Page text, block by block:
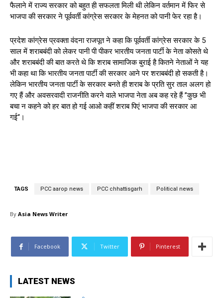
फैलाने में राज्य सरकार को बहुत ही सफलता मिली थी लेकिन वर्तमान में फिर से
भाजपा की सरकार ने पूर्ववर्ती कांग्रेस सरकार के मेहनत को पानी फेर रहा है।
प्रदेश कांग्रेस प्रवक्ता वंदना राजपूत ने कहा कि पूर्ववर्ती कांग्रेस सरकार के 5
साल में शराबबंदी को लेकर पानी पी पीकर भारतीय जनता पार्टी के नेता कोसते थे
और शराबबंदी की बात करते थे कि शराब सामाजिक बुराई है कितने नेताओं ने यह
भी कहा था कि भारतीय जनता पार्टी की सरकार आने पर शराबबंदी हो सकती है।
लेकिन भारतीय जनता पार्टी के सरकार बनते ही शराब के प्रति सुर ताल अलग हो
गए हैं और अवसरवादी राजनीति करने वाले भाजपा नेता अब कह रहे हैं ’’कुछ भी
बचा न कहने को हर बात हो गई आओ कहीं शराब पिएं भाजपा की सरकार आ
गई“।
TAGS PCC aarop news PCC chhattisgarh Political news
By Asia News Writer
Facebook Twitter Pinterest
LATEST NEWS